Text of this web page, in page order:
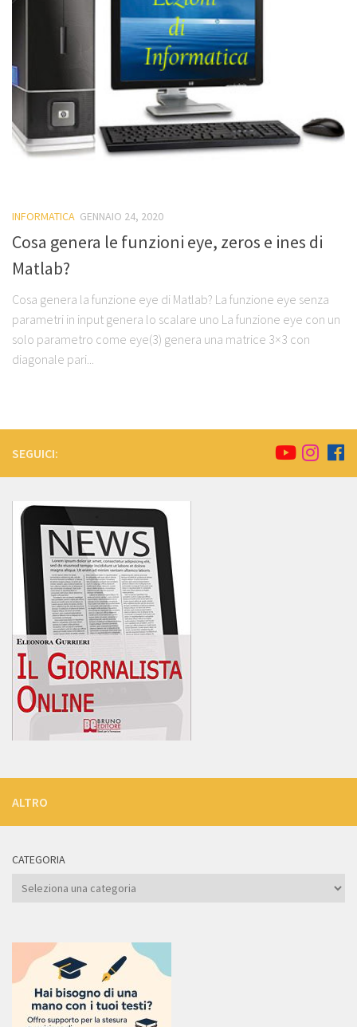
INFORMATICA GENNAIO 24, 2020
Cosa genera le funzioni eye, zeros e ines di
Matlab?
Cosa genera la funzione eye di Matlab? La funzione eye senza
parametri in input genera lo scalare uno La funzione eye con un
solo parametro come eye(3) genera una matrice 3×3 con
diagonale pari...
SEGUICI:
ALTRO
CATEGORIA
Categoria